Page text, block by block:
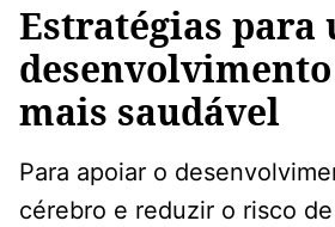
Estratégias para
mais saudável
Para apoiar o
cérebro e reduzir o risco